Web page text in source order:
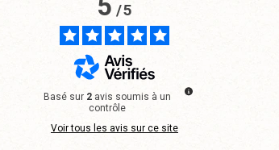
/5
Basé sur 2 avis soumis à un
contrôle
Voir tous les avis sur ce site